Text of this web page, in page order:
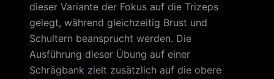
dieser Variante der Fokus auf die Trizeps
gelegt, während gleichzeitig Brust und
Schultern beansprucht werden. Die
Ausführung dieser Übung auf einer
Schrägbank zielt zusätzlich auf die obere